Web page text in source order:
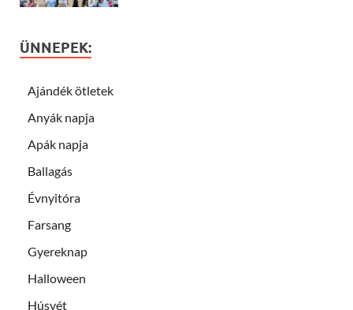
ÜNNEPEK:
Ajándék ötletek
Anyák napja
Apák napja
Ballagás
Évnyitóra
Farsang
Gyereknap
Halloween
Húsvét